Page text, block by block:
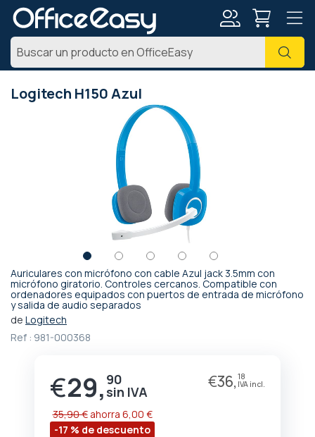
Logitech H150 Azul
Auriculares con micrófono con cable Azul jack 3.5mm con
micrófono giratorio. Controles cercanos. Compatible con
ordenadores equipados con puertos de entrada de micrófono
y salida de audio separados
de Logitech
Ref : 981-000368
Precio
especial
€29, 90 €36, 18
-17 % de descuento
35,90 €ahorra 6,00 €
Saltar
al
comienzo
de
la
imágenes